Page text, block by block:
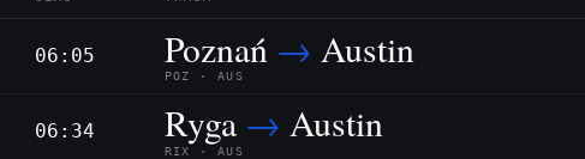
06:05 Poznań → Austin
POZ · AUS
06:34 Ryga → Austin
RIX · AUS